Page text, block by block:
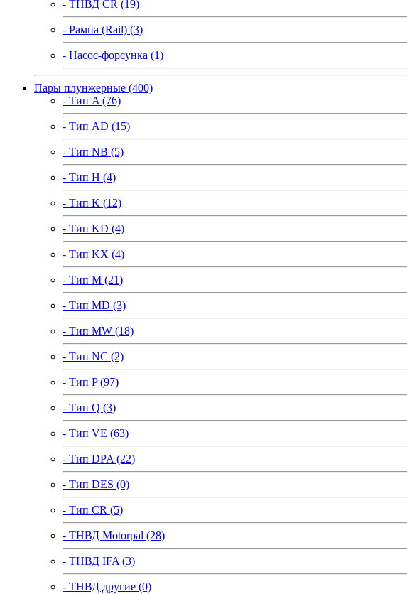
- ТНВД CR (19)
- Рампа (Rail) (3)
- Насос-форсунка (1)
Пары плунжерные (400)
- Тип A (76)
- Тип AD (15)
- Тип NB (5)
- Тип H (4)
- Тип K (12)
- Тип KD (4)
- Тип KX (4)
- Тип M (21)
- Тип MD (3)
- Тип MW (18)
- Тип NC (2)
- Тип P (97)
- Тип Q (3)
- Тип VE (63)
- Тип DPA (22)
- Тип DES (0)
- Тип CR (5)
- ТНВД Motorpal (28)
- ТНВД IFA (3)
- ТНВД другие (0)